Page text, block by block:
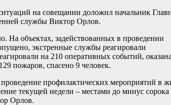
на совещании доложил начальник
службы Виктор Орлов.
объектах, задействованных в проведении
экстренные службы реагировали
на 210 оперативных событий, оказана
пожаров, спасено 9 человек.
профилактических мероприятий в
текущей недели – местами до минус сорока
Орлов.